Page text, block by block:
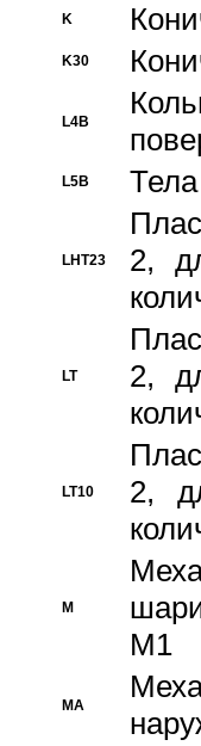
K
K30
L4B
L5B
LHT23
2,
LT
2,
LT10
2,
M
M1
MA